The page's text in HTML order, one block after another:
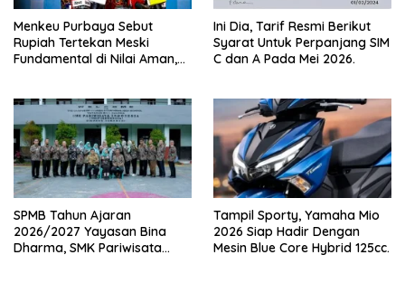
Menkeu Purbaya Sebut
Rupiah Tertekan Meski
Fundamental di Nilai Aman,
Ini Dia, Tarif Resmi Berikut
Syarat Untuk Perpanjang SIM
C dan A Pada Mei 2026.
SPMB Tahun Ajaran
2026/2027 Yayasan Bina
Dharma, SMK Pariwisata
Tampil Sporty, Yamaha Mio
2026 Siap Hadir Dengan
Mesin Blue Core Hybrid 125cc.